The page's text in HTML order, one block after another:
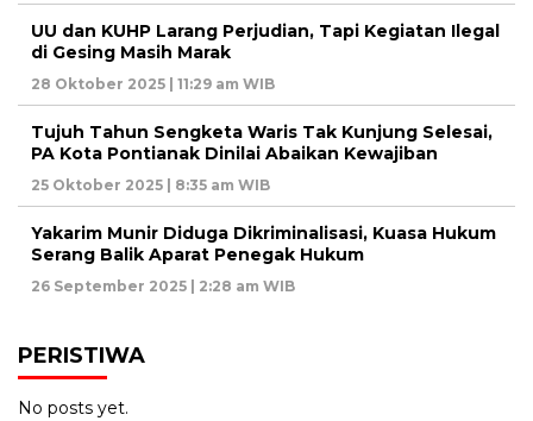
UU dan KUHP Larang Perjudian, Tapi Kegiatan Ilegal
di Gesing Masih Marak
28 Oktober 2025 | 11:29 am WIB
Tujuh Tahun Sengketa Waris Tak Kunjung Selesai,
PA Kota Pontianak Dinilai Abaikan Kewajiban
25 Oktober 2025 | 8:35 am WIB
Yakarim Munir Diduga Dikriminalisasi, Kuasa Hukum
Serang Balik Aparat Penegak Hukum
26 September 2025 | 2:28 am WIB
PERISTIWA
No posts yet.